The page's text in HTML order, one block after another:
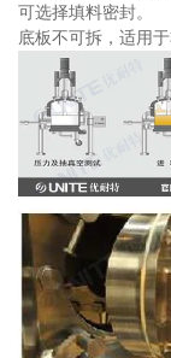
可选择填料密封。
底板不可拆，适用